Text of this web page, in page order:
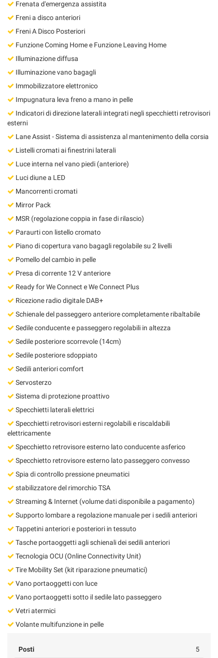
Frenata d'emergenza assistita
Freni a disco anteriori
Freni A Disco Posteriori
Funzione Coming Home e Funzione Leaving Home
Illuminazione diffusa
Illuminazione vano bagagli
Immobilizzatore elettronico
Impugnatura leva freno a mano in pelle
Indicatori di direzione laterali integrati negli specchietti retrovisori
esterni
Lane Assist - Sistema di assistenza al mantenimento della corsia
Listelli cromati ai finestrini laterali
Luce interna nel vano piedi (anteriore)
Luci diune a LED
Mancorrenti cromati
Mirror Pack
MSR (regolazione coppia in fase di rilascio)
Paraurti con listello cromato
Piano di copertura vano bagagli regolabile su 2 livelli
Pomello del cambio in pelle
Presa di corrente 12 V anteriore
Ready for We Connect e We Connect Plus
Ricezione radio digitale DAB+
Schienale del passeggero anteriore completamente ribaltabile
Sedile conducente e passeggero regolabili in altezza
Sedile posteriore scorrevole (14cm)
Sedile posteriore sdoppiato
Sedili anteriori comfort
Servosterzo
Sistema di protezione proattivo
Specchietti laterali elettrici
Specchietti retrovisori esterni regolabili e riscaldabili
elettricamente
Specchietto retrovisore esterno lato conducente asferico
Specchietto retrovisore esterno lato passeggero convesso
Spia di controllo pressione pneumatici
stabilizzatore del rimorchio TSA
Streaming & Internet (volume dati disponibile a pagamento)
Supporto lombare a regolazione manuale per i sedili anteriori
Tappetini anteriori e posteriori in tessuto
Tasche portaoggetti agli schienali dei sedili anteriori
Tecnologia OCU (Online Connectivity Unit)
Tire Mobility Set (kit riparazione pneumatici)
Vano portaoggetti con luce
Vano portaoggetti sotto il sedile lato passeggero
Vetri atermici
Volante multifunzione in pelle
Posti 5